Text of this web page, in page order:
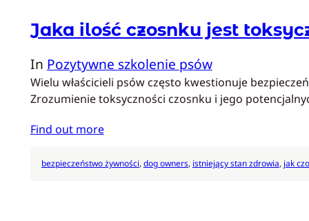
Jaka ilość czosnku jest
In Pozytywne szkolenie psów
Wielu właścicieli psów często kwestionuje
Zrozumienie toksyczności czosnku i jego
Find out more
bezpieczeństwo żywności, dog owners, istniejący stan zdrowia, jak